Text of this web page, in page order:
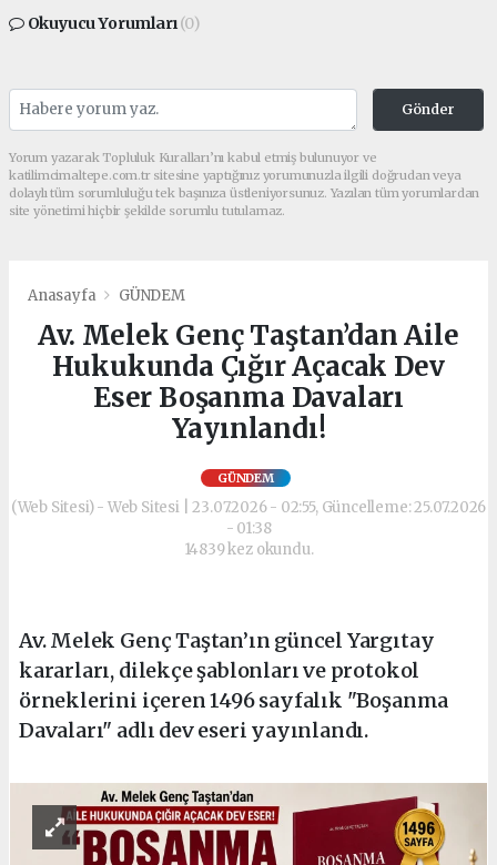
Okuyucu Yorumları(0)
Gönder
Yorum yazarak Topluluk Kuralları’nı kabul etmiş bulunuyor ve
katilimcimaltepe.com.tr sitesine yaptığınız yorumunuzla ilgili doğrudan veya
dolaylı tüm sorumluluğu tek başınıza üstleniyorsunuz. Yazılan tüm yorumlardan
site yönetimi hiçbir şekilde sorumlu tutulamaz.
Anasayfa GÜNDEM
Av. Melek Genç Taştan’dan Aile
Hukukunda Çığır Açacak Dev
Eser Boşanma Davaları
Yayınlandı!
GÜNDEM
(Web Sitesi) - Web Sitesi | 23.07.2026 - 02:55, Güncelleme: 25.07.2026
- 01:38
14839 kez okundu.
Av. Melek Genç Taştan’ın güncel Yargıtay
kararları, dilekçe şablonları ve protokol
örneklerini içeren 1496 sayfalık "Boşanma
Davaları" adlı dev eseri yayınlandı.